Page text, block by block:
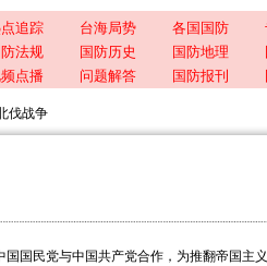
追踪 台海局势 各国国防
防法规 国防历史 国防地理
点播 问题解答 国防报刊
伐战争
民党与中国共产党合作，为推翻帝国主义